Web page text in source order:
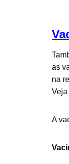
as
na
Veja
A